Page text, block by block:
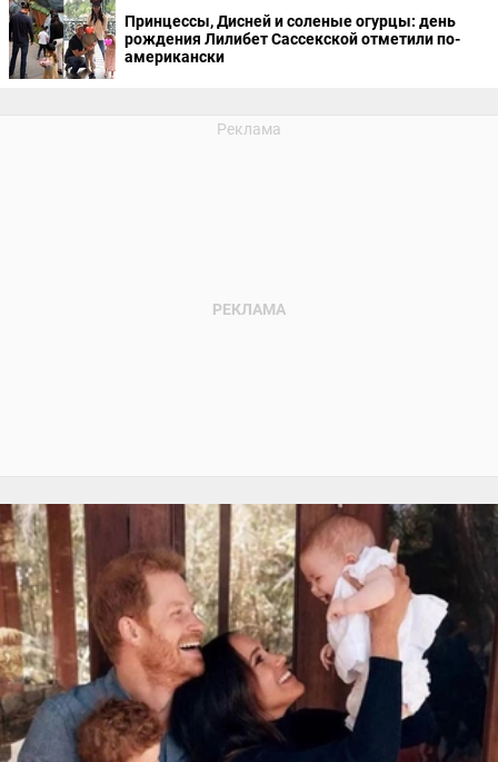
Принцессы, Дисней и соленые огурцы: день
рождения Лилибет Сассекской отметили по-
американски